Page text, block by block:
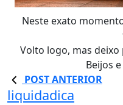
Neste exato
Volto logo, mas
Beijos
POST ANTERIOR
liquidadica